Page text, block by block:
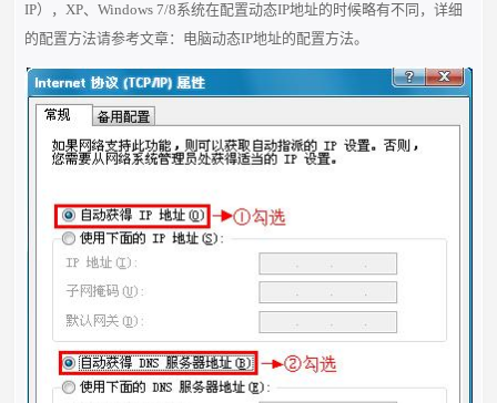
IP），XP、Windows 7/8系统在配置动态IP地址的时候略有不同，详细
的配置方法请参考文章： 电脑动态IP地址的配置方法。